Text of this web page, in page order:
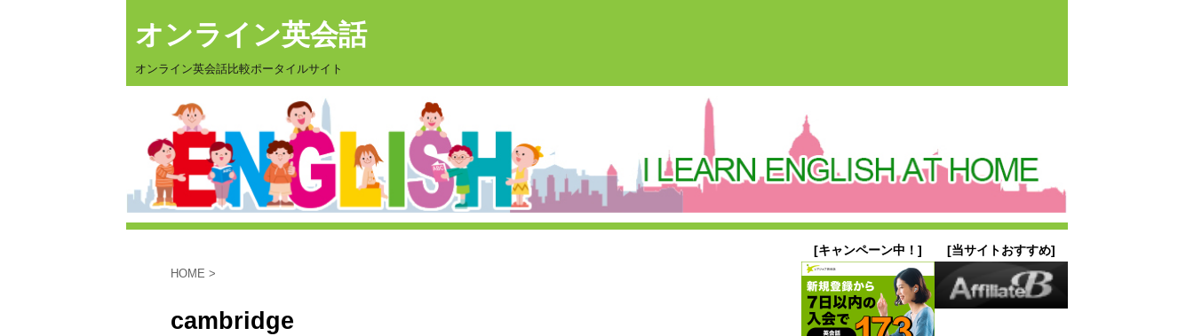
オンライン英会話
オンライン英会話比較ポータイルサイト
HOME >
cambridge
[キャンペーン中！] [当サイトおすすめ]